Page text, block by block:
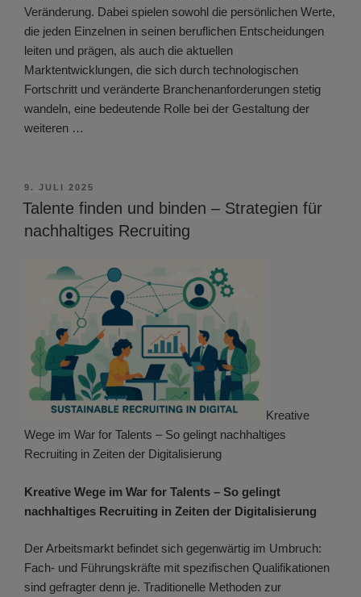
Veränderung. Dabei spielen sowohl die persönlichen Werte,
die jeden Einzelnen in seinen beruflichen Entscheidungen
leiten und prägen, als auch die aktuellen
Marktentwicklungen, die sich durch technologischen
Fortschritt und veränderte Branchenanforderungen stetig
wandeln, eine bedeutende Rolle bei der Gestaltung der
weiteren …
VERÖFFENTLICHT
AM
9. JULI 2025
Talente finden und binden – Strategien für
nachhaltiges Recruiting
Kreative
Wege im War for Talents – So gelingt nachhaltiges
Recruiting in Zeiten der Digitalisierung
Kreative Wege im War for Talents – So gelingt
nachhaltiges Recruiting in Zeiten der Digitalisierung
Der Arbeitsmarkt befindet sich gegenwärtig im Umbruch:
Fach- und Führungskräfte mit spezifischen Qualifikationen
sind gefragter denn je. Traditionelle Methoden zur